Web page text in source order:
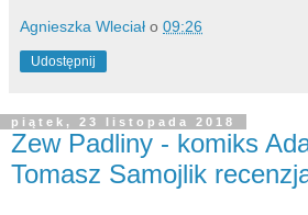
Agnieszka Wleciał o 09:26
Udostępnij
piątek, 23 listopada 2018
Zew Padliny - komiks
Tomasz Samojlik